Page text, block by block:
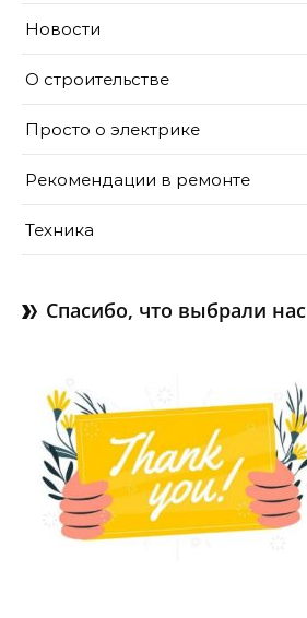
Новости
О строительстве
Просто о электрике
Рекомендации в ремонте
Техника
Спасибо, что выбрали нас